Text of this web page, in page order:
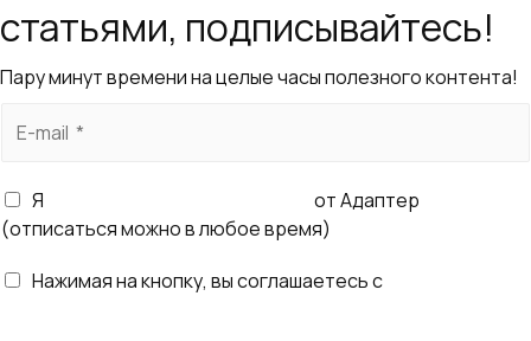
статьями, подписывайтесь!
Пару минут времени на целые часы полезного контента!
a
i
*
Я
от Адаптер
(отписаться можно в любое время)
Нажимая на кнопку, вы соглашаетесь с